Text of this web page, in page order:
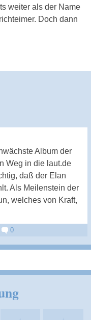
weiter als der Name
Doch dann
Album der
Weg in die laut.de
daß der Elan
Als Meilenstein der
welches von Kraft,
0